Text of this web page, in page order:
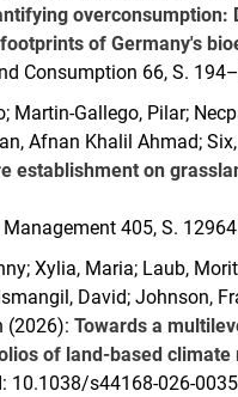
overconsumption:
of Germany's
Consumption 66, S.
Martin-Gallego, Pilar;
Afnan Khalil Ahmad;
establishment on
405, S.
Xylia, Maria; Laub,
David; Johnson,
(2026):Towards a
of land-based
10.1038/s44168-026-